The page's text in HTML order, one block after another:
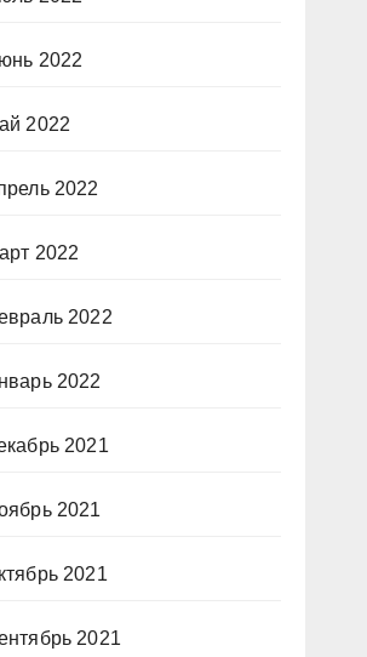
2022
2022
2022
2022
2022
2022
2021
2021
2021
2021